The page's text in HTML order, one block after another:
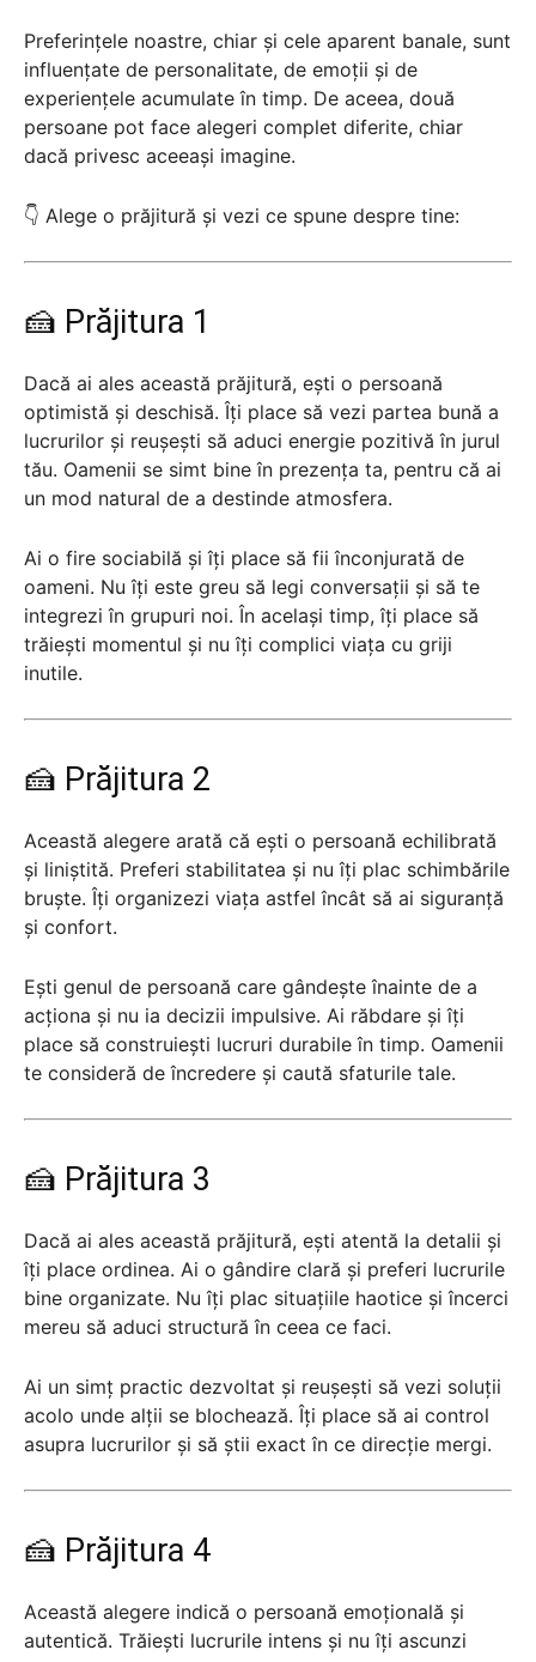
Preferințele noastre, chiar și cele aparent banale, sunt
influențate de personalitate, de emoții și de
experiențele acumulate în timp. De aceea, două
persoane pot face alegeri complet diferite, chiar
dacă privesc aceeași imagine.
👇 Alege o prăjitură și vezi ce spune despre tine:
🍰 Prăjitura 1
Dacă ai ales această prăjitură, ești o persoană
optimistă și deschisă. Îți place să vezi partea bună a
lucrurilor și reușești să aduci energie pozitivă în jurul
tău. Oamenii se simt bine în prezența ta, pentru că ai
un mod natural de a destinde atmosfera.
Ai o fire sociabilă și îți place să fii înconjurată de
oameni. Nu îți este greu să legi conversații și să te
integrezi în grupuri noi. În același timp, îți place să
trăiești momentul și nu îți complici viața cu griji
inutile.
🍰 Prăjitura 2
Această alegere arată că ești o persoană echilibrată
și liniștită. Preferi stabilitatea și nu îți plac schimbările
bruște. Îți organizezi viața astfel încât să ai siguranță
și confort.
Ești genul de persoană care gândește înainte de a
acționa și nu ia decizii impulsive. Ai răbdare și îți
place să construiești lucruri durabile în timp. Oamenii
te consideră de încredere și caută sfaturile tale.
🍰 Prăjitura 3
Dacă ai ales această prăjitură, ești atentă la detalii și
îți place ordinea. Ai o gândire clară și preferi lucrurile
bine organizate. Nu îți plac situațiile haotice și încerci
mereu să aduci structură în ceea ce faci.
Ai un simț practic dezvoltat și reușești să vezi soluții
acolo unde alții se blochează. Îți place să ai control
asupra lucrurilor și să știi exact în ce direcție mergi.
🍰 Prăjitura 4
Această alegere indică o persoană emoțională și
autentică. Trăiești lucrurile intens și nu îți ascunzi